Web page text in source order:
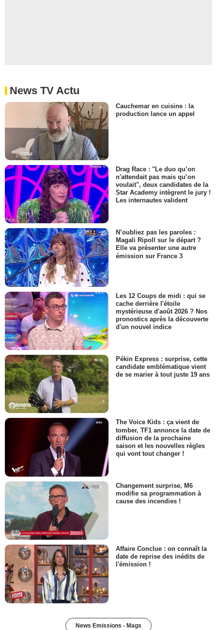
News TV Actu
Cauchemar en cuisine : la
production lance un appel
Drag Race : "Le duo qu’on
n'attendait pas mais qu’on
voulait", deux candidates de la
Star Academy intègrent le jury !
Les internautes valident
N’oubliez pas les paroles :
Magali Ripoll sur le départ ?
Elle va présenter une autre
émission sur France 3
Les 12 Coups de midi : qui se
cache derrière l'étoile
mystérieuse d'août 2026 ? Nos
pronostics après la découverte
d'un nouvel indice
Pékin Express : surprise, cette
candidate emblématique vient
de se marier à tout juste 19 ans
The Voice Kids : ça vient de
tomber, TF1 annonce la date de
diffusion de la prochaine
saison et les nouvelles règles
qui vont tout changer !
Changement surprise, M6
modifie sa programmation à
cause des incendies !
Affaire Conclue : on connaît la
date de reprise des inédits de
l'émission !
News Emissions - Mags